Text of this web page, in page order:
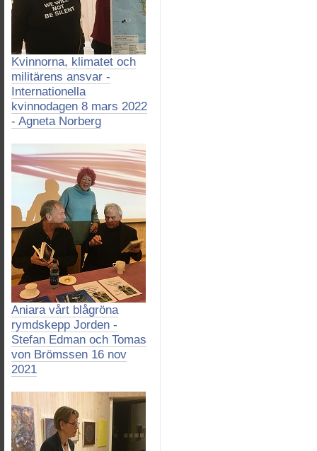
Kvinnorna, klimatet och
militärens ansvar -
Internationella
kvinnodagen 8 mars 2022
- Agneta Norberg
Aniara vårt blågröna
rymdskepp Jorden -
Stefan Edman och Tomas
von Brömssen 16 nov
2021